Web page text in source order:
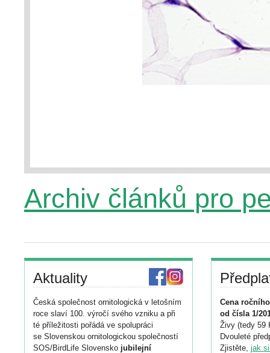
Archiv článků pro
Aktuality
Česká společnost ornitologická v letošním
roce slaví 100. výročí svého vzniku a při
té příležitosti pořádá ve spolupráci
se Slovenskou ornitologickou společností
SOS/BirdLife Slovensko jubilejní
Cena
od čísla 1/
Živy (tedy 59
Dvouleté
Zjistěte, jak